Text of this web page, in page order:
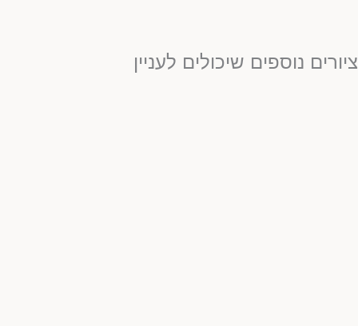
נוספים שיכולים לעניין